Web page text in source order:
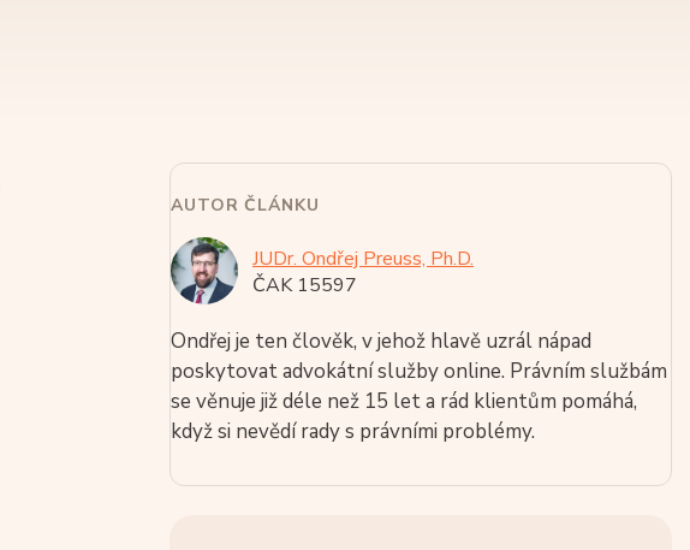
AUTOR ČLÁNKU
JUDr. Ondřej Preuss, Ph.D.
ČAK 15597
Ondřej je ten člověk, v jehož hlavě uzrál nápad
poskytovat advokátní služby online. Právním službám
se věnuje již déle než 15 let a rád klientům pomáhá,
když si nevědí rady s právními problémy.